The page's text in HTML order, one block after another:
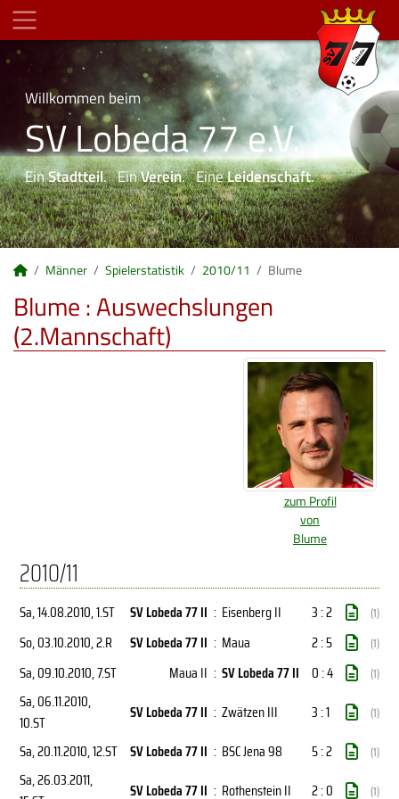
Willkommen beim
SV Lobeda 77 e.V.
EinStadtteil. EinVerein. EineLeidenschaft.
Männer Spielerstatistik 2010/11 Blume
Blume : Auswechslungen
(2.Mannschaft)
zum Profil
von
Blume
2010/11
Sa, 14.08.2010, 1.ST SV Lobeda 77 II : Eisenberg II 3 : 2 (1)
So, 03.10.2010, 2.R SV Lobeda 77 II : Maua 2 : 5 (1)
Sa, 09.10.2010, 7.ST Maua II : SV Lobeda 77 II 0 : 4 (1)
Sa, 06.11.2010,
10.ST
SV Lobeda 77 II : Zwätzen III 3 : 1 (1)
Sa, 20.11.2010, 12.ST SV Lobeda 77 II : BSC Jena 98 5 : 2 (1)
Sa, 26.03.2011,
SV Lobeda 77 II : Rothenstein II 2 : 0 (1)